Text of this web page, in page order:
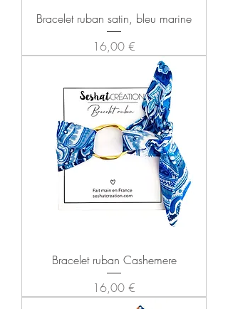
Bracelet ruban satin, bleu marine
Prix
16,00 €
Bracelet ruban Cashemere
Prix
16,00 €